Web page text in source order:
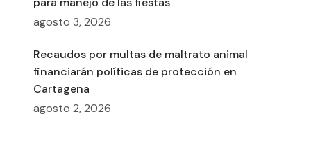
agosto 3, 2026
Recaudos por multas de maltrato animal
financiarán políticas de protección en
Cartagena
agosto 2, 2026